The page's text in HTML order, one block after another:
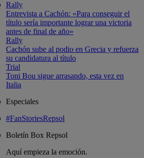
Rally
Entrevista a Cachón: «Para conseguir el
título sería importante lograr una victoria
antes de final de año»
Rally
Cachón sube al podio en Grecia y refuerza
su candidatura al título
Trial
Toni Bou sigue arrasando, esta vez en
Italia
Especiales
#FanStoriesRepsol
Boletín Box Repsol
Aquí empieza la emoción.